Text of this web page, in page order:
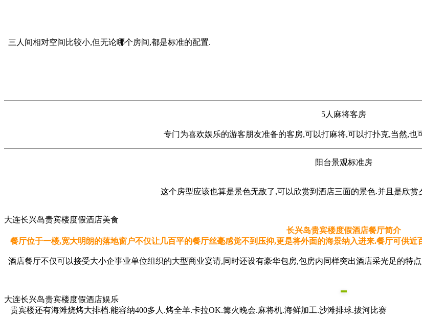
三人间相对空间比较小,但无论哪个房间,都是标准的配置.
5人麻将客房
专门为喜欢娱乐的游客朋友准备的客房,可以打麻将,可以打扑克,当然,也
阳台景观标准房
这个房型应该也算是景色无敌了,可以欣赏到酒店三面的景色.并且是欣赏
大连长兴岛贵宾楼度假酒店美食
长兴岛贵宾楼度假酒店餐厅简介
餐厅位于一楼,宽大明朗的落地窗户不仅让几百平的餐厅丝毫感觉不到压抑,更是将外面的海景纳入进来.餐厅可供近
酒店餐厅不仅可以接受大小企事业单位组织的大型商业宴请,同时还设有豪华包房,包房内同样突出酒店采光足的特
大连长兴岛贵宾楼度假酒店娱乐
贵宾楼还有海滩烧烤大排档.能容纳400多人.烤全羊.卡拉OK.篝火晚会.麻将机.海鲜加工.沙滩排球.拔河比赛